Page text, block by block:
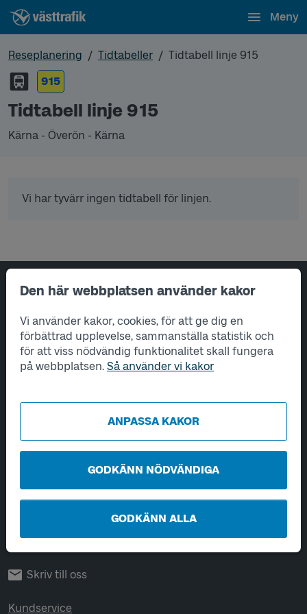
Den här webbplatsen använder kakor
Vi använder kakor, cookies, för att ge dig en
förbättrad upplevelse, sammanställa statistik och
för att viss nödvändig funktionalitet skall fungera
på webbplatsen. Så använder vi kakor
ANPASSA KAKOR
GODKÄNN NÖDVÄNDIGA
GODKÄNN ALLA
Meny
Reseplanering Tidtabeller
Tidtabell linje 915
915
Tidtabell linje 915
Kärna - Överön - Kärna
Vi har tyvärr ingen tidtabell för linjen.
Sidfotsnavigering
Om oss
Tjänster
Hantering av personuppgifter
Öppet vardagar 06-22.
Helger och helgdagar 08-22.
Chatta
Ring 0771-41 43 00
Skriv till oss
Kundservice